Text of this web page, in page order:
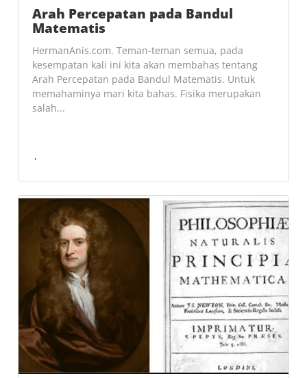
Arah Percepatan pada Bandul
Matematis
HermanAnis.com. Teman-teman semua, pada
kesempatan kali ini kita akan membahas tentang
Arah Percepatan pada Bandul Matematis. Untuk
memahaminya mari kita bahas. Fisika merupakan
salah...